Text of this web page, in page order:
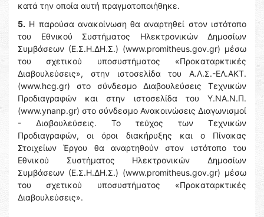
κατά την οποία αυτή πραγματοποιήθηκε.
5. Η παρούσα ανακοίνωση θα αναρτηθεί στον ιστότοπο
του Εθνικού Συστήματος Ηλεκτρονικών Δημοσίων
Συμβάσεων (Ε.Σ.Η.ΔΗ.Σ.) (www.promitheus.gov.gr) μέσω
του σχετικού υποσυστήματος «Προκαταρκτικές
Διαβουλεύσεις», στην ιστοσελίδα του Α.Λ.Σ.-ΕΛ.ΑΚΤ.
(www.hcg.gr) στο σύνδεσμο Διαβουλεύσεις Τεχνικών
Προδιαγραφών και στην ιστοσελίδα του Y.NA.N.Π.
(www.ynanp.gr) στο σύνδεσμο Ανακοινώσεις Διαγωνισμοί
- Διαβουλεύσεις. Το τεύχος των Τεχνικών
Προδιαγραφών, οι όροι διακήρυξης και ο Πίνακας
Στοιχείων Έργου θα αναρτηθούν στον ιστότοπο του
Εθνικού Συστήματος Ηλεκτρονικών Δημοσίων
Συμβάσεων (Ε.Σ.Η.ΔΗ.Σ.) (www.promitheus.gov.gr) μέσω
του σχετικού υποσυστήματος «Προκαταρκτικές
Διαβουλεύσεις».